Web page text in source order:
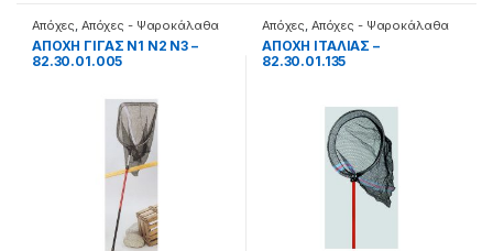
Απόχες, Απόχες - Ψαροκάλαθα
ΑΠΟΧΗ ΓΙΓΑΣ Ν1 Ν2 Ν3 –
82.30.01.005
Απόχες, Απόχες - Ψαροκάλαθα
ΑΠΟΧΗ ΙΤΑΛΙΑΣ –
82.30.01.135